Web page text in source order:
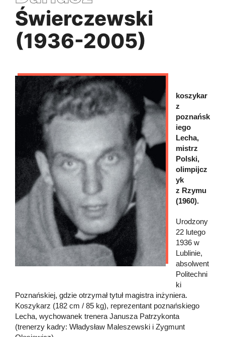
Świerczewski
(1936-2005)
koszykar
z
poznańsk
iego
Lecha,
mistrz
Polski,
olimpijcz
yk
z Rzymu
(1960).
Urodzony
22 lutego
1936 w
Lublinie,
absolwent
Politechni
ki
Poznańskiej, gdzie otrzymał tytuł magistra inżyniera.
Koszykarz (182 cm / 85 kg), reprezentant poznańskiego
Lecha, wychowanek trenera Janusza Patrzykonta
(trenerzy kadry: Władysław Maleszewski i Zygmunt